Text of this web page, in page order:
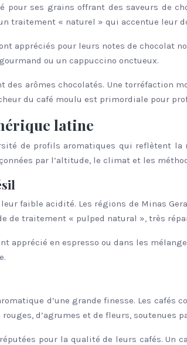
pour ses grains offrant des saveurs de
traitement « naturel » qui accentue leur
appréciés pour leurs notes de chocolat
ou un cappuccino onctueux.
arômes chocolatés. Une torréfaction
du café moulu est primordiale pour
latine
de profils aromatiques qui reflètent
par l’altitude, le climat et les
faible acidité. Les régions de Minas
de traitement « pulped natural », très
apprécié en espresso ou dans les
d’une grande finesse. Les
d’agrumes et de fleurs, soutenues
pour la qualité de leurs cafés. Un